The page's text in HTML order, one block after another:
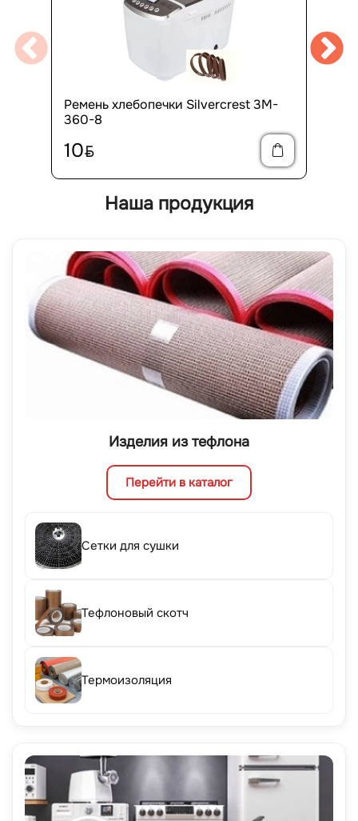
Ремень хлебопечки Silvercrest 3M-
360-8
10BYN
Наша продукция
Изделия из тефлона
Перейти в каталог
Сетки для сушки
Тефлоновый скотч
Термоизоляция